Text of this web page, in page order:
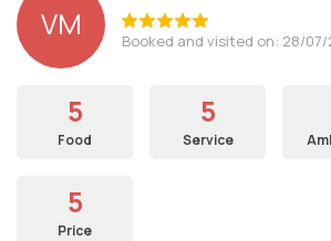
VM Booked and visited on: 28/
5
Food
5
Service
5
Price